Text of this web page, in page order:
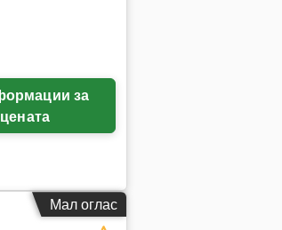
цената
Мал оглас